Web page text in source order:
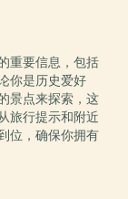
重要信息，包括
你是历史爱好
景点来探索，这
旅行提示和附近
位，确保你拥有